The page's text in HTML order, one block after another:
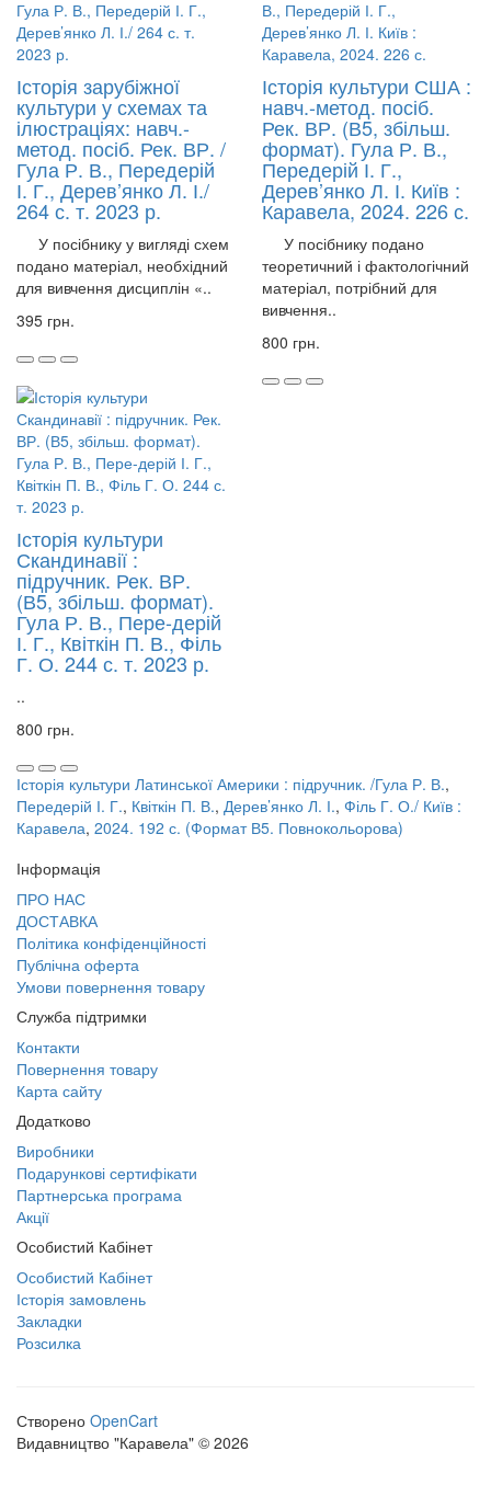
Історія зарубіжної
культури у схемах та
ілюстраціях: навч.-
метод. посіб. Рек. ВР. /
Гула Р. В., Передерій
І. Г., Дерев’янко Л. І./
264 с. т. 2023 р.
У посібнику у вигляді схем
подано матеріал, необхідний
для вивчення дисциплін «..
395 грн.
Історія культури США :
навч.-метод. посіб.
Рек. ВР. (В5, збільш.
формат). Гула Р. В.,
Передерій І. Г.,
Дерев’янко Л. І. Київ :
Каравела, 2024. 226 с.
У посібнику подано
теоретичний і фактологічний
матеріал, потрібний для
вивчення..
800 грн.
Історія культури
Скандинавії :
підручник. Рек. ВР.
(В5, збільш. формат).
Гула Р. В., Пере-дерій
І. Г., Квіткін П. В., Філь
Г. О. 244 с. т. 2023 р.
..
800 грн.
Історія культури Латинської Америки : підручник. /Гула Р. В.,
Передерій І. Г., Квіткін П. В., Дерев’янко Л. І., Філь Г. О./ Київ :
Каравела, 2024. 192 с. (Формат В5. Повнокольорова)
Інформація
ПРО НАС
ДОСТАВКА
Політика конфіденційності
Публічна оферта
Умови повернення товару
Служба підтримки
Контакти
Повернення товару
Карта сайту
Додатково
Виробники
Подарункові сертифікати
Партнерська програма
Акції
Особистий Кабінет
Особистий Кабінет
Історія замовлень
Закладки
Розсилка
Створено OpenCart
Видавництво "Каравела" © 2026